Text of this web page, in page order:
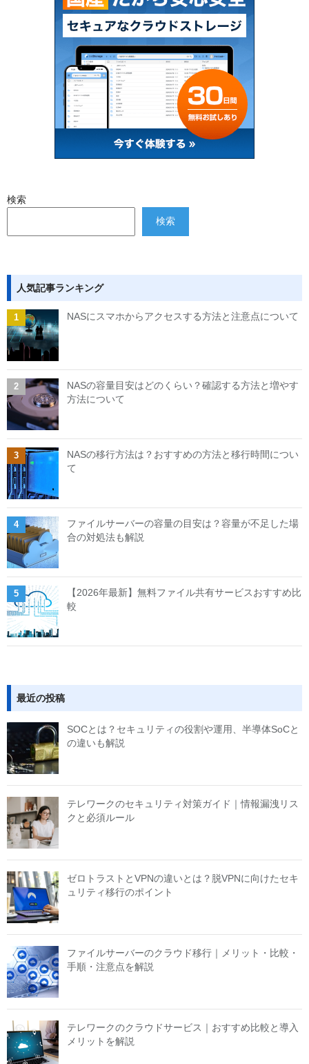
検索
検索
人気記事ランキング
NASにスマホからアクセスする方法と注意点について
NASの容量目安はどのくらい？確認する方法と増やす
方法について
NASの移行方法は？おすすめの方法と移行時間につい
て
ファイルサーバーの容量の目安は？容量が不足した場
合の対処法も解説
【2026年最新】無料ファイル共有サービスおすすめ比
較
最近の投稿
SOCとは？セキュリティの役割や運用、半導体SoCと
の違いも解説
テレワークのセキュリティ対策ガイド｜情報漏洩リス
クと必須ルール
ゼロトラストとVPNの違いとは？脱VPNに向けたセキ
ュリティ移行のポイント
ファイルサーバーのクラウド移行｜メリット・比較・
手順・注意点を解説
テレワークのクラウドサービス｜おすすめ比較と導入
メリットを解説